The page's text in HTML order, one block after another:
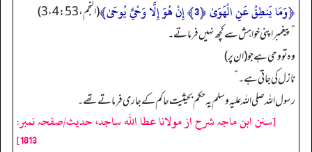
﴿وَمَا يَنطِقُ عَنِ الْهَوَىٰ﴿3﴾ إِنْ هُوَ إِلَّا وَحْيٌ يُوحَىٰ﴾(النجم، 53: 4، 3)
”پیغمبر اپنی خواہش سے کچھ نہیں فرماتے۔
وہ تو وحی ہے جو (ان پر)
نازل کی جاتی ہے۔“
رسول اللہ صلی اللہ علیہ وسلم یہ حکم بحیثیت حاکم کے جاری فرماتے تھے۔
[سنن ابن ماجہ شرح از مولانا عطا الله ساجد، حدیث/صفحہ نمبر:
1813]